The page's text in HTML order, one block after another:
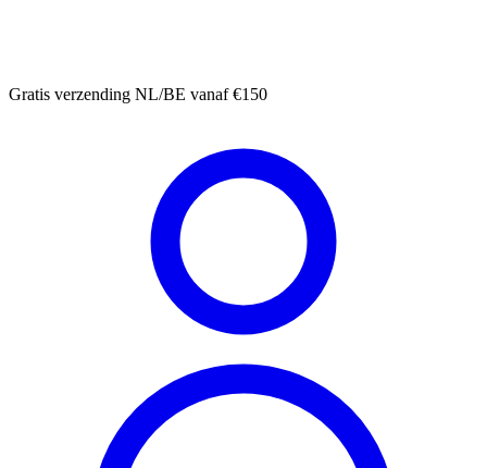
Gratis verzending NL/BE vanaf €150